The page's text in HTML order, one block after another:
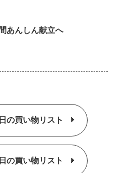
あんしん献立へ
の買い物リスト
の買い物リスト